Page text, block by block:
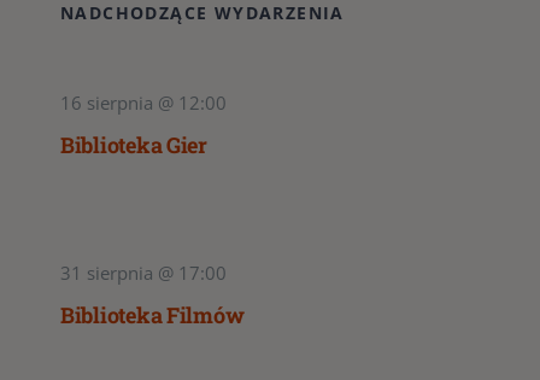
NADCHODZĄCE WYDARZENIA
16 sierpnia @ 12:00
Biblioteka Gier
31 sierpnia @ 17:00
Biblioteka Filmów